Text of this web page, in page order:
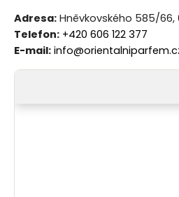
Adresa: Hněvkovského 585/66,
Telefon: +420 606 122 377
E-mail: